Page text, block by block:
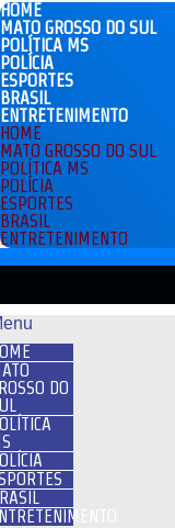
HOME
MATO GROSSO DO SUL
POLÍTICA MS
POLÍCIA
ESPORTES
BRASIL
ENTRETENIMENTO
HOME
MATO GROSSO DO SUL
POLÍTICA MS
POLÍCIA
ESPORTES
BRASIL
ENTRETENIMENTO
DO